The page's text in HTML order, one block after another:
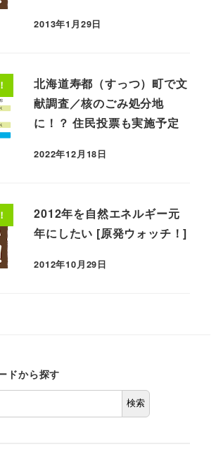
2013年1月29日
北海道寿都（すっつ）町で文
献調査／核のごみ処分地
に！？ 住民投票も実施予定
2022年12月18日
2012年を自然エネルギー元
年にしたい [原発ウォッチ！]
2012年10月29日
ドから探す
検索